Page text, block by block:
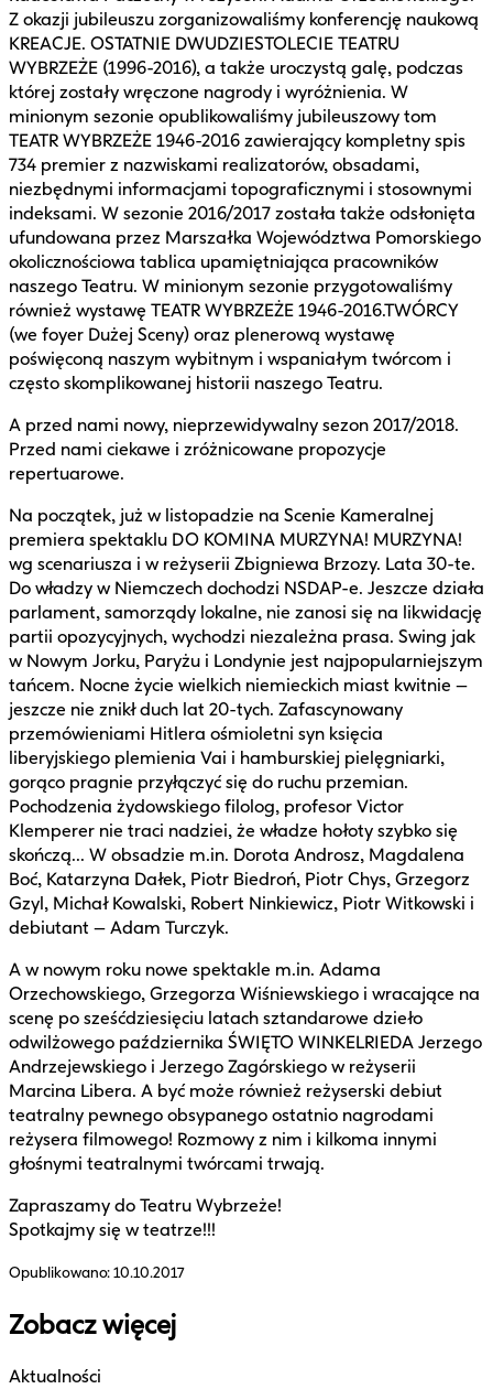
Z okazji jubileuszu zorganizowaliśmy konferencję naukową
KREACJE. OSTATNIE DWUDZIESTOLECIE TEATRU
WYBRZEŻE (1996-2016), a także uroczystą galę, podczas
której zostały wręczone nagrody i wyróżnienia. W
minionym sezonie opublikowaliśmy jubileuszowy tom
TEATR WYBRZEŻE 1946-2016 zawierający kompletny spis
734 premier z nazwiskami realizatorów, obsadami,
niezbędnymi informacjami topograficznymi i stosownymi
indeksami. W sezonie 2016/2017 została także odsłonięta
ufundowana przez Marszałka Województwa Pomorskiego
okolicznościowa tablica upamiętniająca pracowników
naszego Teatru. W minionym sezonie przygotowaliśmy
również wystawę TEATR WYBRZEŻE 1946-2016.TWÓRCY
(we foyer Dużej Sceny) oraz plenerową wystawę
poświęconą naszym wybitnym i wspaniałym twórcom i
często skomplikowanej historii naszego Teatru.
A przed nami nowy, nieprzewidywalny sezon 2017/2018.
Przed nami ciekawe i zróżnicowane propozycje
repertuarowe.
Na początek, już w listopadzie na Scenie Kameralnej
premiera spektaklu DO KOMINA MURZYNA! MURZYNA!
wg scenariusza i w reżyserii Zbigniewa Brzozy. Lata 30-te.
Do władzy w Niemczech dochodzi NSDAP-e. Jeszcze działa
parlament, samorządy lokalne, nie zanosi się na likwidację
partii opozycyjnych, wychodzi niezależna prasa. Swing jak
w Nowym Jorku, Paryżu i Londynie jest najpopularniejszym
tańcem. Nocne życie wielkich niemieckich miast kwitnie –
jeszcze nie znikł duch lat 20-tych. Zafascynowany
przemówieniami Hitlera ośmioletni syn księcia
liberyjskiego plemienia Vai i hamburskiej pielęgniarki,
gorąco pragnie przyłączyć się do ruchu przemian.
Pochodzenia żydowskiego filolog, profesor Victor
Klemperer nie traci nadziei, że władze hołoty szybko się
skończą... W obsadzie m.in. Dorota Androsz, Magdalena
Boć, Katarzyna Dałek, Piotr Biedroń, Piotr Chys, Grzegorz
Gzyl, Michał Kowalski, Robert Ninkiewicz, Piotr Witkowski i
debiutant – Adam Turczyk.
A w nowym roku nowe spektakle m.in. Adama
Orzechowskiego, Grzegorza Wiśniewskiego i wracające na
scenę po sześćdziesięciu latach sztandarowe dzieło
odwilżowego października ŚWIĘTO WINKELRIEDA Jerzego
Andrzejewskiego i Jerzego Zagórskiego w reżyserii
Marcina Libera. A być może również reżyserski debiut
teatralny pewnego obsypanego ostatnio nagrodami
reżysera filmowego! Rozmowy z nim i kilkoma innymi
głośnymi teatralnymi twórcami trwają.
Zapraszamy do Teatru Wybrzeże!
Spotkajmy się w teatrze!!!
Opublikowano:10.10.2017
Zobacz więcej
Aktualności